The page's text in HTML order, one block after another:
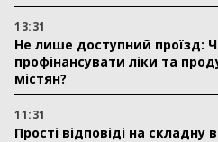
13:31
Не лише доступний проїзд:
профінансувати ліки та
містян?
11:31
Прості відповіді на складну